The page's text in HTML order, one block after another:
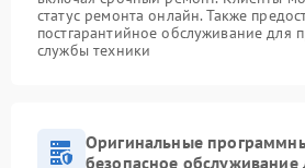
статус ремонта онлайн. Также
постгарантийное обслуживание для
службы техники
Оригинальные
безопасное